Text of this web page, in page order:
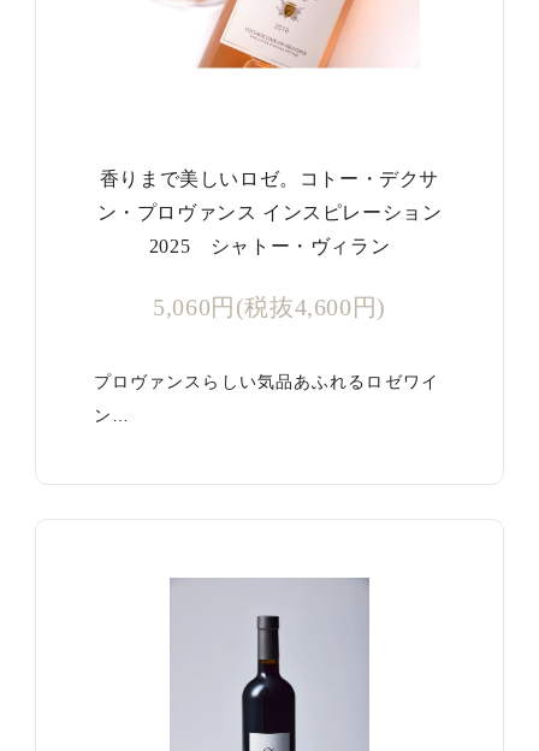
香りまで美しいロゼ。コトー・デクサ
ン・プロヴァンス インスピレーション
2025 シャトー・ヴィラン
5,060円(税抜4,600円)
プロヴァンスらしい気品あふれるロゼワイ
ン…